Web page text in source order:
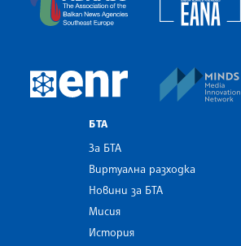
European Newsroom
БТА
За БТА
Виртуална разходка
Новини за БТА
Мисия
История